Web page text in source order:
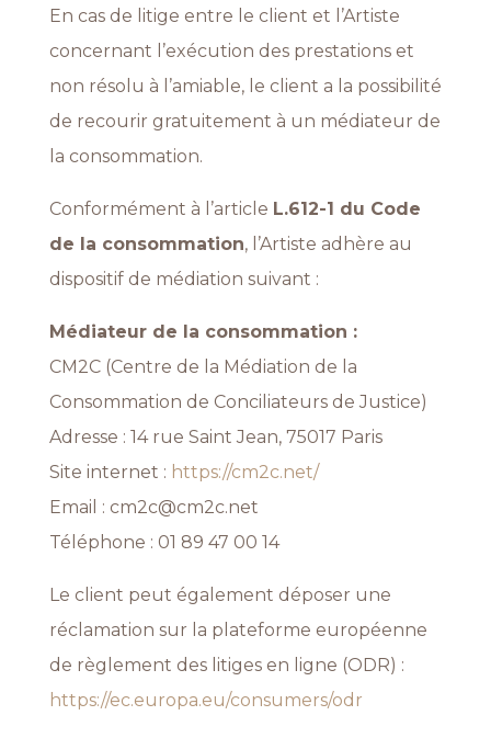
En cas de litige entre le client et l’Artiste
concernant l’exécution des prestations et
non résolu à l’amiable, le client a la possibilité
de recourir gratuitement à un médiateur de
la consommation.
Conformément à l’article L.612-1 du Code
de la consommation, l’Artiste adhère au
dispositif de médiation suivant :
Médiateur de la consommation :
CM2C (Centre de la Médiation de la
Consommation de Conciliateurs de Justice)
Adresse : 14 rue Saint Jean, 75017 Paris
Site internet : https://cm2c.net/
Email : cm2c@cm2c.net
Téléphone : 01 89 47 00 14
Le client peut également déposer une
réclamation sur la plateforme européenne
de règlement des litiges en ligne (ODR) :
https://ec.europa.eu/consumers/odr